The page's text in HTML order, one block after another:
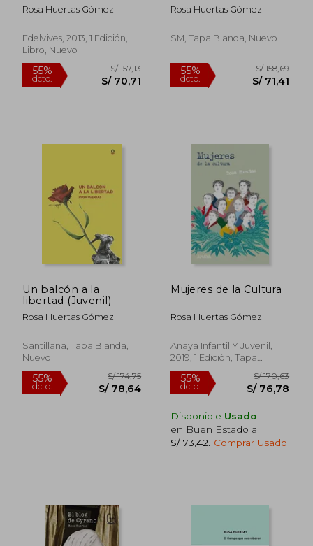
55%
dcto.
Rosa Huertas Gómez
Edelvives, 2013, 1 Edición,
Libro, Nuevo
Rosa Huertas Gómez
SM, Tapa Blanda, Nuevo
Un balcón a la
libertad (Juvenil)
Rosa Huertas Gómez
Santillana, Tapa Blanda,
Nuevo
Mujeres de la Cultura
Rosa Huertas Gómez
Anaya Infantil Y Juvenil,
2019, 1 Edición, Tapa
Blanda, Nuevo
Disponible Usado
en Buen Estado a
S/ 73,42
Comprar Usado